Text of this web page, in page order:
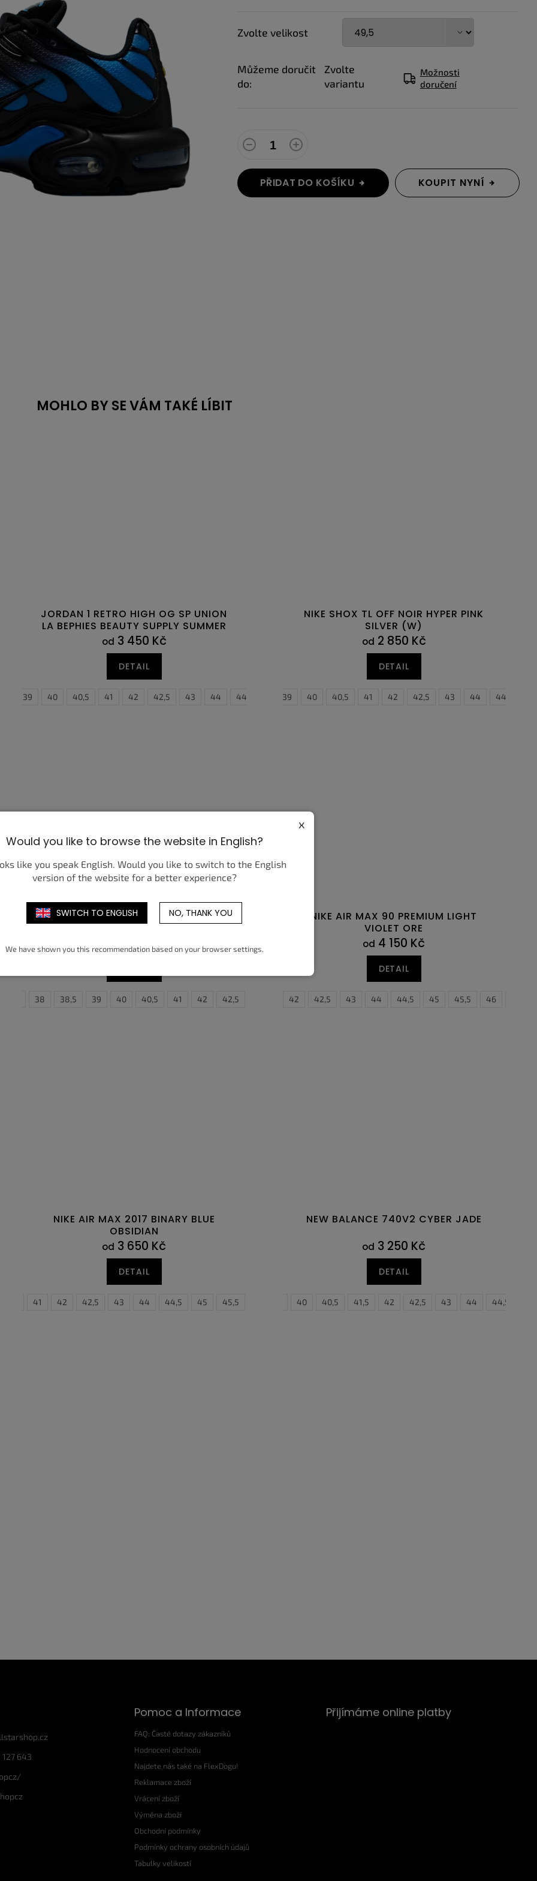
Zvolte velikost
Můžeme doručit
do:
Zvolte
variantu
Možnosti
doručení
PŘIDAT DO KOŠÍKU KOUPIT NYNÍ
MOHLO BY SE VÁM TAKÉ LÍBIT
47 47,5
JORDAN 1 RETRO HIGH OG SP UNION
LA BEPHIES BEAUTY SUPPLY SUMMER
OF ‘96
od 3 450 Kč
DETAIL
39 40 40,5 41 42 42,5 43 44 44,5 45,5 46 47,5
NIKE SHOX TL OFF NOIR HYPER PINK
SILVER (W)
od 2 850 Kč
DETAIL
35,5 36,5 37,5 39 40 40,5 41 42 42,5 43 44 44,5
NIKE ZOOM VOMERO 5 RACER BLUE
(W)
3 350 Kč
38 38,5 39 40 40,5 41 42 42,5 44 44,5
NIKE AIR MAX 90 PREMIUM LIGHT
VIOLET ORE
od 4 150 Kč
DETAIL
40,5 42 42,5 43 44 44,5 45 45,5 46
47,5
NIKE AIR MAX 2017 BINARY BLUE
OBSIDIAN
od 3 650 Kč
DETAIL
41 42 42,5 43 44 44,5 45 45,5
NEW BALANCE 740V2 CYBER JADE
od 3 250 Kč
DETAIL
36 37,5 38,5 40 40,5 41,5 42 42,5 43 44 44,5
643
Pomoc a Informace
FAQ: Časté dotazy zákazníků
Hodnocení obchodu
Najdete nás také na FlexDogu!
Reklamace zboží
Vrácení zboží
Výměna zboží
Obchodní podmínky
Podmínky ochrany osobních údajů
Tabulky velikostí
Přijímáme online platby
Would you like to browse the website in English?
x
like you speak English. Would you like to switch to the English
version of the website for a better experience?
SWITCH TO ENGLISH NO, THANK YOU
We have shown you this recommendation based on your browser settings.